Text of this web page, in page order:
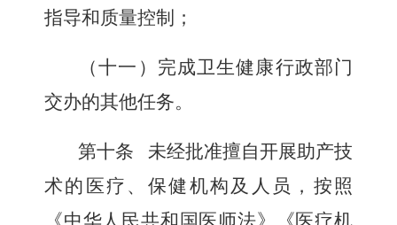
指导和质量控制；
（十一）完成卫生健康行政部门
交办的其他任务。
第十条
未经批准擅自开展助产技
术的医疗、保健机构及人员，按照
《中华人民共和国医师法》《医疗机